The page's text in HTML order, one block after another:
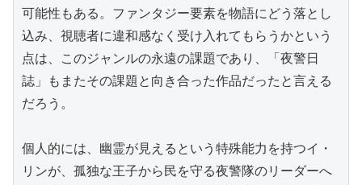
可能性もある。ファンタジー要素を物語にどう落とし
込み、視聴者に違和感なく受け入れてもらうかという
点は、このジャンルの永遠の課題であり、「夜警日
誌」もまたその課題と向き合った作品だったと言える
だろう。
個人的には、幽霊が見えるという特殊能力を持つイ・
リンが、孤独な王子から民を守る夜警隊のリーダーへ